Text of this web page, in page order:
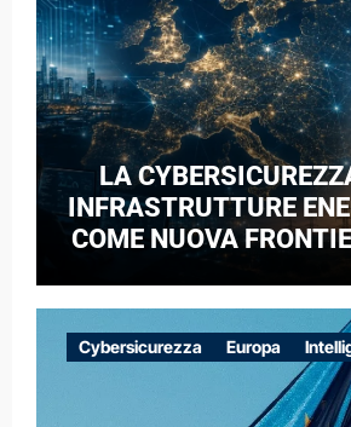
LA
INFRASTRUTTURE
COME NUOVA
CASO DELLE RETI
EUROPEE NEL
GUERRA
Cybersicurezza Europa